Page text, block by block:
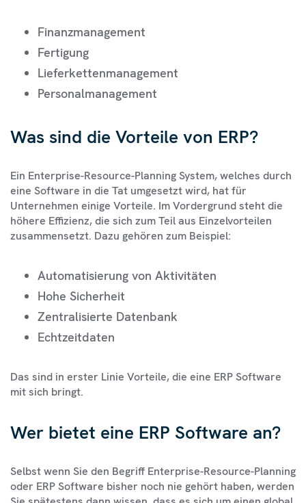
Finanzmanagement
Fertigung
Lieferkettenmanagement
Personalmanagement
Was sind die Vorteile von ERP?
Ein Enterprise-Resource-Planning System, welches durch
eine Software in die Tat umgesetzt wird, hat für
Unternehmen einige Vorteile. Im Vordergrund steht die
höhere Effizienz, die sich zum Teil aus Einzelvorteilen
zusammensetzt. Dazu gehören zum Beispiel:
Automatisierung von Aktivitäten
Hohe Sicherheit
Zentralisierte Datenbank
Echtzeitdaten
Das sind in erster Linie Vorteile, die eine ERP Software
mit sich bringt.
Wer bietet eine ERP Software an?
Selbst wenn Sie den Begriff Enterprise-Resource-Planning
oder ERP Software bisher noch nie gehört haben, werden